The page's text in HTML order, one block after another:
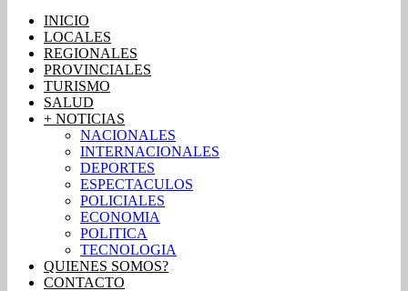
INICIO
LOCALES
REGIONALES
PROVINCIALES
TURISMO
SALUD
+ NOTICIAS
NACIONALES
INTERNACIONALES
DEPORTES
ESPECTACULOS
POLICIALES
ECONOMIA
POLITICA
TECNOLOGIA
QUIENES SOMOS?
CONTACTO